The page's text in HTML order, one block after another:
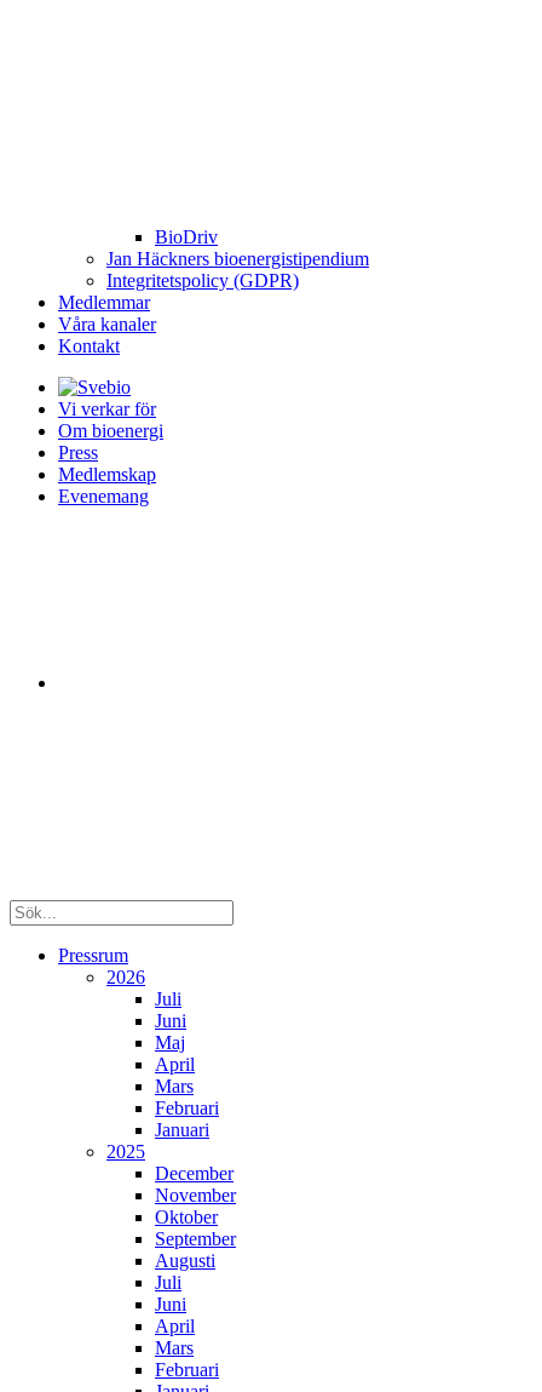
BioDriv
Jan Häckners bioenergistipendium
Integritetspolicy (GDPR)
Medlemmar
Våra kanaler
Kontakt
Vi verkar för
Om bioenergi
Press
Medlemskap
Evenemang
Pressrum
2026
Juli
Juni
Maj
April
Mars
Februari
Januari
2025
December
November
Oktober
September
Augusti
Juli
Juni
April
Mars
Februari